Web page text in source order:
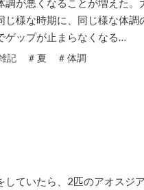
調が悪くなることが増えた
じ様な時期に、同じ様な体
ゲップが止まらなくなる…
記 # 夏 # 体調
していたら、2匹のアオスジ